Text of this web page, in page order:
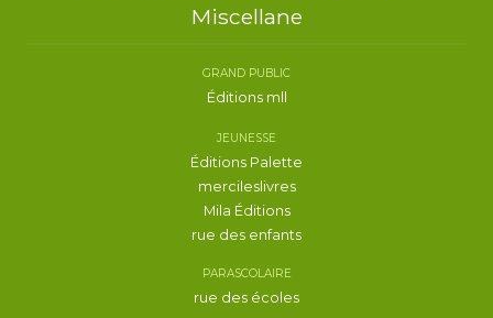
Miscellane
GRAND PUBLIC
Éditions mll
JEUNESSE
Éditions Palette
mercileslivres
Mila Éditions
rue des enfants
PARASCOLAIRE
rue des écoles